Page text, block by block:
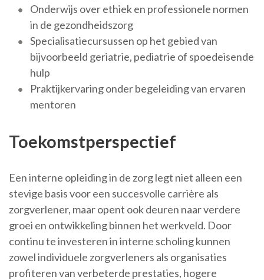
Onderwijs over ethiek en professionele normen
in de gezondheidszorg
Specialisatiecursussen op het gebied van
bijvoorbeeld geriatrie, pediatrie of spoedeisende
hulp
Praktijkervaring onder begeleiding van ervaren
mentoren
Toekomstperspectief
Een interne opleiding in de zorg legt niet alleen een
stevige basis voor een succesvolle carrière als
zorgverlener, maar opent ook deuren naar verdere
groei en ontwikkeling binnen het werkveld. Door
continu te investeren in interne scholing kunnen
zowel individuele zorgverleners als organisaties
profiteren van verbeterde prestaties, hogere